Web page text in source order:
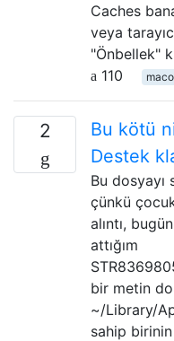
Caches
veya
"Önbellek"
110
2
Bu kötü
Destek
Bu
çünkü
alıntı,
attığım
bir metin
~/Library/
sahip